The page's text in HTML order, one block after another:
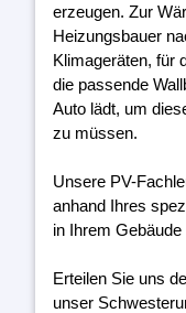
erzeugen. Zur
Heizungsbauer
Klimageräten, für
die passende
Auto lädt, um
zu müssen.
Unsere PV-
anhand Ihres
in Ihrem
Erteilen Sie uns
unser